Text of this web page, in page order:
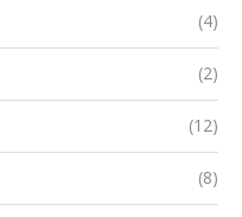
(4)
(2)
(12)
(8)